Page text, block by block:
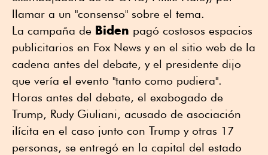
llamar a un "consenso" sobre el tema.
La campaña de Biden pagó costosos espacios
publicitarios en Fox News y en el sitio web de la
cadena antes del debate, y el presidente dijo
que vería el evento "tanto como pudiera".
Horas antes del debate, el exabogado de
Trump, Rudy Giuliani, acusado de asociación
ilícita en el caso junto con Trump y otras 17
personas, se entregó en la capital del estado